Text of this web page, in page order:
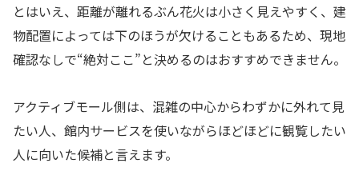
とはいえ、距離が離れるぶん花火は小さく見えやすく、建
物配置によっては下のほうが欠けることもあるため、現地
確認なしで“絶対ここ”と決めるのはおすすめできません。
アクティブモール側は、混雑の中心からわずかに外れて見
たい人、館内サービスを使いながらほどほどに観覧したい
人に向いた候補と言えます。